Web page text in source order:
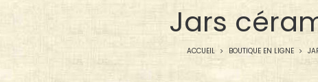
Jars
ACCUEIL BOUTIQUE EN LIGNE